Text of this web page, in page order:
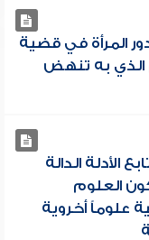
دور المرأة في قضية
الذي به تنهض
تابع الأدلة الدالة
العلوم
علوماً أخروية